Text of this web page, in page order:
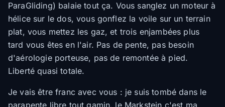
ParaGliding) balaie tout ça. Vous sanglez un moteur à
hélice sur le dos, vous gonflez la voile sur un terrain
plat, vous mettez les gaz, et trois enjambées plus
tard vous êtes en l'air. Pas de pente, pas besoin
d'aérologie porteuse, pas de remontée à pied.
Liberté quasi totale.
Je vais être franc avec vous : je suis tombé dans le
parapente libre tout gamin, le Markstein c'est ma